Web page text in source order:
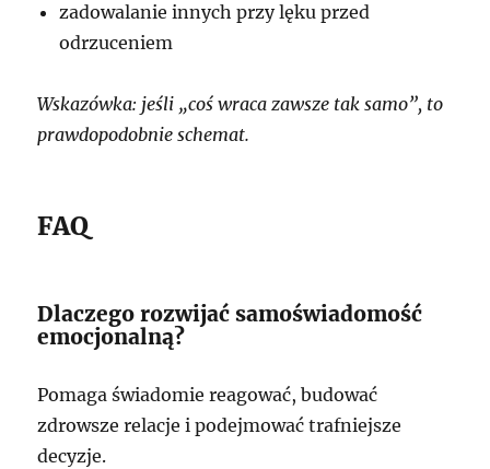
zadowalanie innych przy lęku przed
odrzuceniem
Wskazówka: jeśli „coś wraca zawsze tak samo”, to
prawdopodobnie schemat.
FAQ
Dlaczego rozwijać samoświadomość
emocjonalną?
Pomaga świadomie reagować, budować
zdrowsze relacje i podejmować trafniejsze
decyzje.